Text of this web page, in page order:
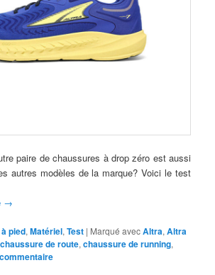
paire de chaussures à drop zéro est aussi
autres modèles de la marque? Voici le test
→
pied,Matériel,Test | Marqué avecAltra,Altra
chaussure de route,chaussure de running,